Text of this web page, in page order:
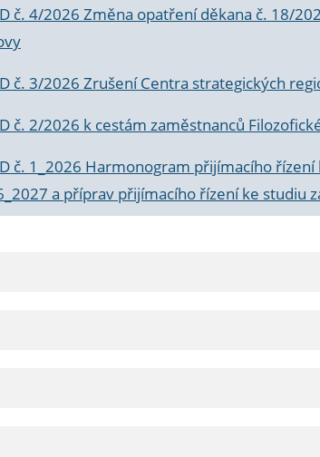
č. 4/2026 Změna opatření děkana č. 18/
č. 3/2026 Zrušení Centra strategických
č. 2/2026 k cestám zaměstnanců
č. 1_2026 Harmonogram přijímacího
a příprav přijímacího řízení ke studiu